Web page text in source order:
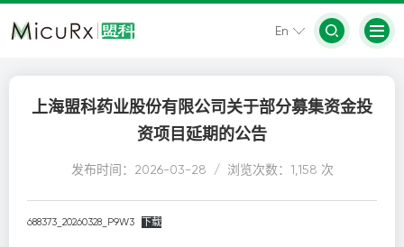
En
上海盟科药业股份有限公司关于部分募集资金投
资项目延期的公告
发布时间：2026-03-28 / 浏览次数：1,158 次
688373_20260328_P9W3 下载